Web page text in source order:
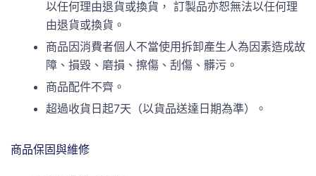
以任何理由退貨或換貨， 訂製品亦恕無法以任何理
由退貨或換貨。
商品因消費者個人不當使用拆卸產生人為因素造成故
障、損毀、磨損、擦傷、刮傷、髒污。
商品配件不齊。
超過收貨日起7天（以貨品送達日期為準）。
商品保固與維修